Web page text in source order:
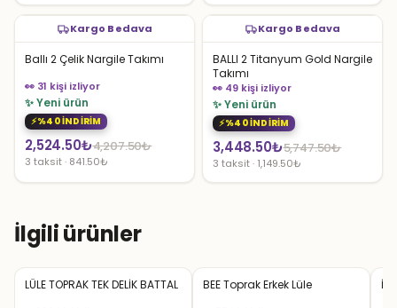
Kargo Bedava
Ballı 2 Çelik Nargile Takımı
👀 31 kişi izliyor
✨ Yeni ürün
%40 İNDİRİM
4,207.50₺
Orijinal
fiyat:
2,524.50₺
Şu
andaki
3 taksit · 841.50₺
Kargo Bedava
BALLI 2 Titanyum Gold Nargile
Takımı
👀 49 kişi izliyor
✨ Yeni ürün
%40 İNDİRİM
5,747.50₺
Orijinal
fiyat:
3,448.50₺
Şu
andaki
3 taksit · 1,149.50₺
İlgili ürünler
LÜLE TOPRAK TEK DELİK BATTAL BEE Toprak Erkek Lüle